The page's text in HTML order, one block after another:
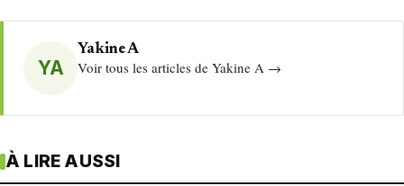
YA
Yakine A
Voir tous les articles de Yakine A →
À LIRE AUSSI